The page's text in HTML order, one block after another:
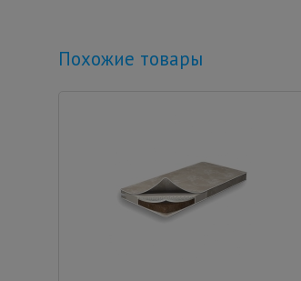
Похожие товары